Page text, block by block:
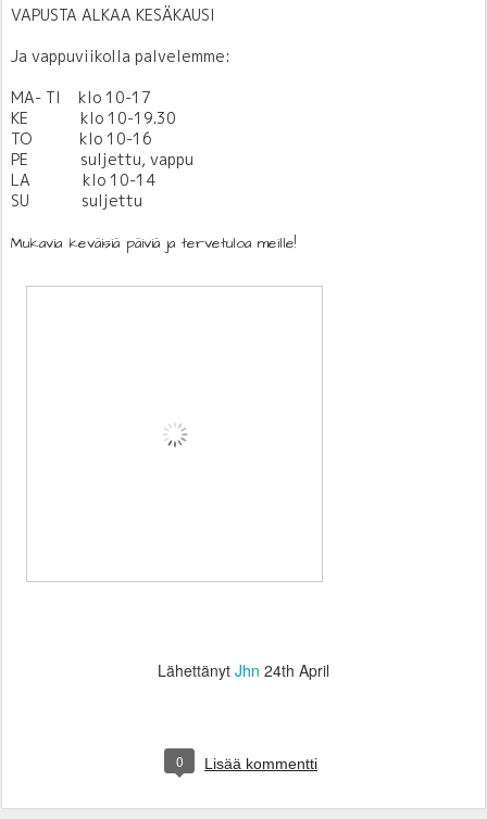
VAPUSTA ALKAA KESÄKAUSI
Ja vappuviikolla palvelemme:
MA- TI
klo 10-17
KE
klo 10-19.30
TO
klo 10-16
PE
suljettu, vappu
LA
klo 10-14
SU
suljettu
Mukavia keväisiä päiviä ja tervetuloa meille!
Lähettänyt Jhn 24th April
0 Lisää kommentti